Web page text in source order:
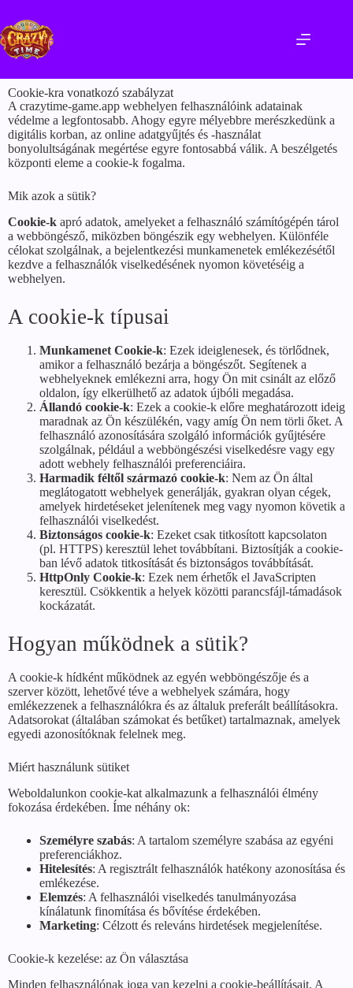
Cookie-kra vonatkozó szabályzat
A crazytime-game.app webhelyen felhasználóink adatainak
védelme a legfontosabb. Ahogy egyre mélyebbre merészkedünk a
digitális korban, az online adatgyűjtés és -használat
bonyolultságának megértése egyre fontosabbá válik. A beszélgetés
központi eleme a cookie-k fogalma.
Mik azok a sütik?
Cookie-k apró adatok, amelyeket a felhasználó számítógépén tárol
a webböngésző, miközben böngészik egy webhelyen. Különféle
célokat szolgálnak, a bejelentkezési munkamenetek emlékezésétől
kezdve a felhasználók viselkedésének nyomon követéséig a
webhelyen.
A cookie-k típusai
Munkamenet Cookie-k: Ezek ideiglenesek, és törlődnek,
amikor a felhasználó bezárja a böngészőt. Segítenek a
webhelyeknek emlékezni arra, hogy Ön mit csinált az előző
oldalon, így elkerülhető az adatok újbóli megadása.
Állandó cookie-k: Ezek a cookie-k előre meghatározott ideig
maradnak az Ön készülékén, vagy amíg Ön nem törli őket. A
felhasználó azonosítására szolgáló információk gyűjtésére
szolgálnak, például a webböngészési viselkedésre vagy egy
adott webhely felhasználói preferenciáira.
Harmadik féltől származó cookie-k: Nem az Ön által
meglátogatott webhelyek generálják, gyakran olyan cégek,
amelyek hirdetéseket jelenítenek meg vagy nyomon követik a
felhasználói viselkedést.
Biztonságos cookie-k: Ezeket csak titkosított kapcsolaton
(pl. HTTPS) keresztül lehet továbbítani. Biztosítják a cookie-
ban lévő adatok titkosítását és biztonságos továbbítását.
HttpOnly Cookie-k: Ezek nem érhetők el JavaScripten
keresztül. Csökkentik a helyek közötti parancsfájl-támadások
kockázatát.
Hogyan működnek a sütik?
A cookie-k hídként működnek az egyén webböngészője és a
szerver között, lehetővé téve a webhelyek számára, hogy
emlékezzenek a felhasználókra és az általuk preferált beállításokra.
Adatsorokat (általában számokat és betűket) tartalmaznak, amelyek
egyedi azonosítóknak felelnek meg.
Miért használunk sütiket
Weboldalunkon cookie-kat alkalmazunk a felhasználói élmény
fokozása érdekében. Íme néhány ok:
Személyre szabás: A tartalom személyre szabása az egyéni
preferenciákhoz.
Hitelesítés: A regisztrált felhasználók hatékony azonosítása és
emlékezése.
Elemzés: A felhasználói viselkedés tanulmányozása
kínálatunk finomítása és bővítése érdekében.
Marketing: Célzott és releváns hirdetések megjelenítése.
Cookie-k kezelése: az Ön választása
Minden felhasználónak joga van kezelni a cookie-beállításait. A